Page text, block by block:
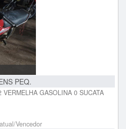
PEQ.
GASOLINA 0 SUCATA
Vencedor